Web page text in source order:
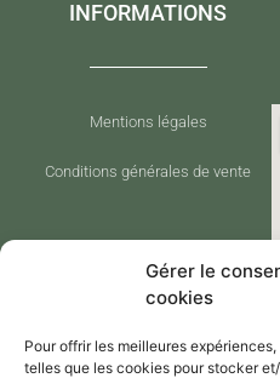
Gérer le
cookies
Pour offrir les meilleures
telles que les cookies pour stocker
INFORMATIONS
Mentions légales
Conditions générales de vente